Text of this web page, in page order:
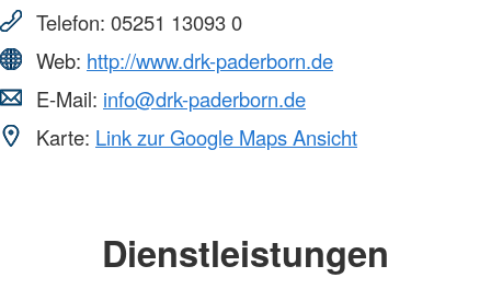
Telefon: 05251 13093 0
Web: http://www.drk-paderborn.de
E-Mail: info@drk-paderborn.de
Karte: Link zur Google Maps Ansicht
Dienstleistungen